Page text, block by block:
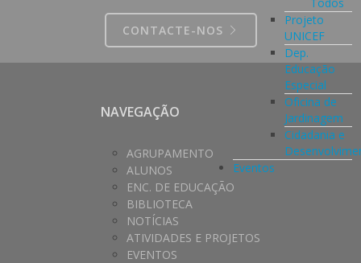
Projeto
UNICEF
Dep.
Educação
Especial
Oficina de
Jardinagem
Cidadania e
Eventos
CONTACTE-NOS
NAVEGAÇÃO
AGRUPAMENTO
ALUNOS
ENC. DE EDUCAÇÃO
BIBLIOTECA
NOTÍCIAS
ATIVIDADES E PROJETOS
EVENTOS